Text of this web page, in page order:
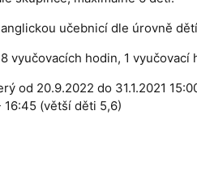
učebnicí dle úrovně
vyučovacích hodin, 1 vyučovací
od 20.9.2022 do 31.1.2021
(větší děti 5,6)